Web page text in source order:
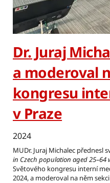
Dr. Juraj
a moderoval
kongresu
v Praze
2024
MUDr. Juraj Michalec přednesl
in Czech population aged 25–64
Světového kongresu interní
2024, a moderoval na něm sekci